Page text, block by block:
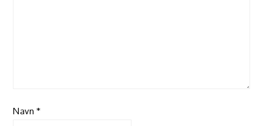
Navn *